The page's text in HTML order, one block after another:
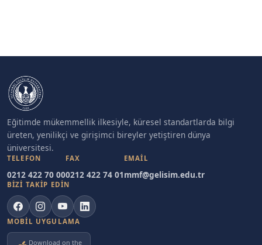
Eğitimde mükemmellik ilkesiyle, küresel standartlarda bilgi
üreten, yenilikçi ve girişimci bireyler yetiştiren dünya
üniversitesi.
TELEFON
0212 422 70 00
FAX
0212 422 74 01
EMAIL
mmf@gelisim.edu.tr
BİZİ TAKİP EDİN
MOBIL UYGULAMA
Download on the